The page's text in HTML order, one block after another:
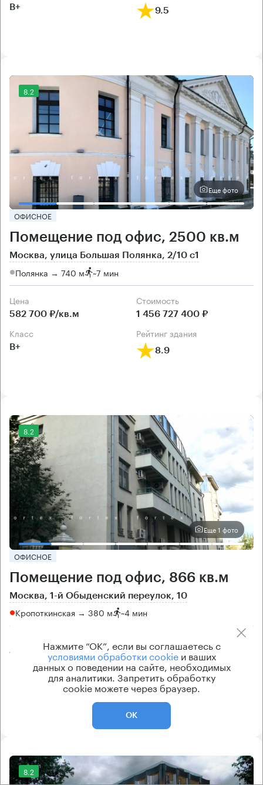
B+ 9.5
8.2
Еще фото
ОФИСНОЕ
Помещение под офис, 2500 кв.м
Москва, улица Большая Полянка, 2/10 с1
Полянка → 740 м ~7 мин
Цена
582 700 ₽/кв.м
Cтоимость
1 456 727 400 ₽
класс
B+
рейтинг здания
8.9
8.2
Еще 1 фото
ОФИСНОЕ
Помещение под офис, 866 кв.м
Москва, 1-й Обыденский переулок, 10
Кропоткинская → 380 м ~4 мин
1 154 700 ₽/кв.м 999 999 600 ₽
класс рейтинг здания
6.6
8.2
Нажмите “ОК”, если вы соглашаетесь с
условиями обработки cookieи ваших
данных о поведении на сайте, необходимых
для аналитики. Запретить обработку
cookie можете через браузер.
ОК